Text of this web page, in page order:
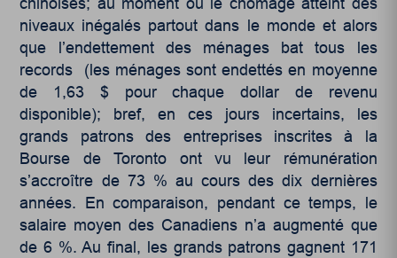
chinoises; au moment où le chômage atteint des
niveaux inégalés partout dans le monde et alors
que l’endettement des ménages bat tous les
records (les ménages sont endettés en moyenne
de 1,63 $ pour chaque dollar de revenu
disponible); bref, en ces jours incertains, les
grands patrons des entreprises inscrites à la
Bourse de Toronto ont vu leur rémunération
s’accroître de 73 % au cours des dix dernières
années. En comparaison, pendant ce temps, le
salaire moyen des Canadiens n’a augmenté que
de 6 %. Au final, les grands patrons gagnent 171